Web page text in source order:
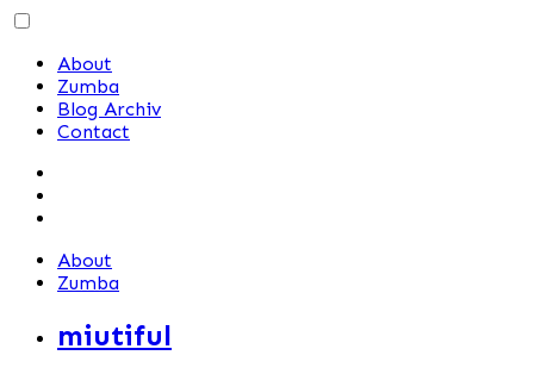
Skip
contentAbout
Zumba
Blog Archiv
Contact
About
Zumba
miutiful